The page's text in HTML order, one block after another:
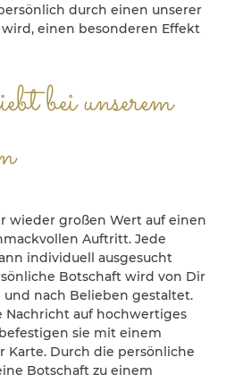
durch einen unserer
einen besonderen Effekt
bei unserem
wieder großen Wert auf einen
Auftritt. Jede
individuell ausgesucht
Botschaft wird von Dir
nach Belieben gestaltet.
Nachricht auf hochwertiges
sie mit einem
Karte. Durch die persönliche
Botschaft zu einem